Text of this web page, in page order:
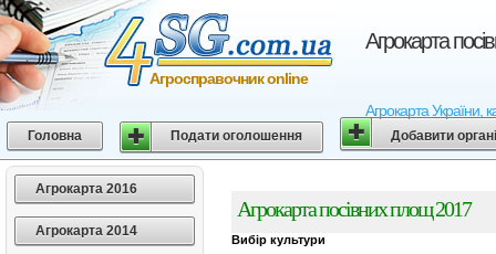
Агрокарта
Агрокарта України,
Агросправочник online
Головна Подати оголошення Добавити
Агрокарта 2016
Агрокарта 2014
Агрокарта посівних площ 2017
Вибір культури